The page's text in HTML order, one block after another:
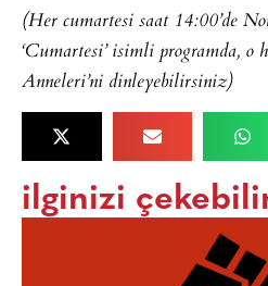
(Her cumartesi saat 14:00’de
‘Cumartesi’ isimli programda,
Anneleri’ni dinleyebilirsiniz)
ilginizi